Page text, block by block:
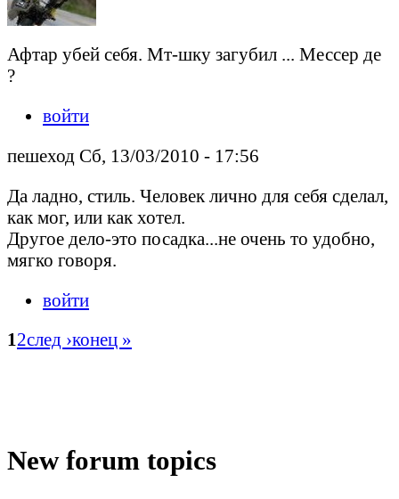
Афтар убей себя. Мт-шку загубил ... Мессер де
?
войти
пешеход Сб, 13/03/2010 - 17:56
Да ладно, стиль. Человек лично для себя сделал,
как мог, или как хотел.
Другое дело-это посадка...не очень то удобно,
мягко говоря.
войти
12след ›конец »
New forum topics